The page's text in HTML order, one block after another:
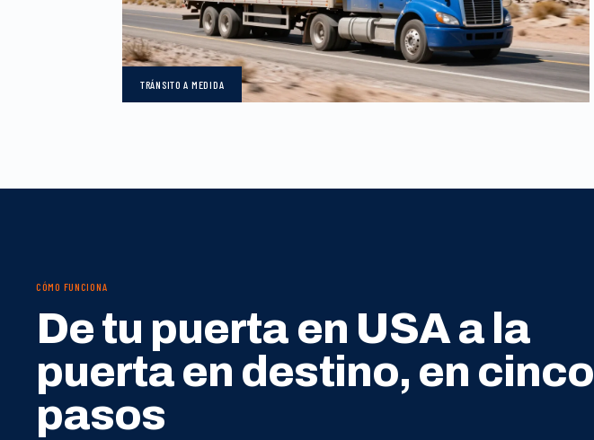
TRÁNSITOA MEDIDA
CÓMO FUNCIONA
De tu puerta en USA a la
puerta en destino, en cinco
pasos